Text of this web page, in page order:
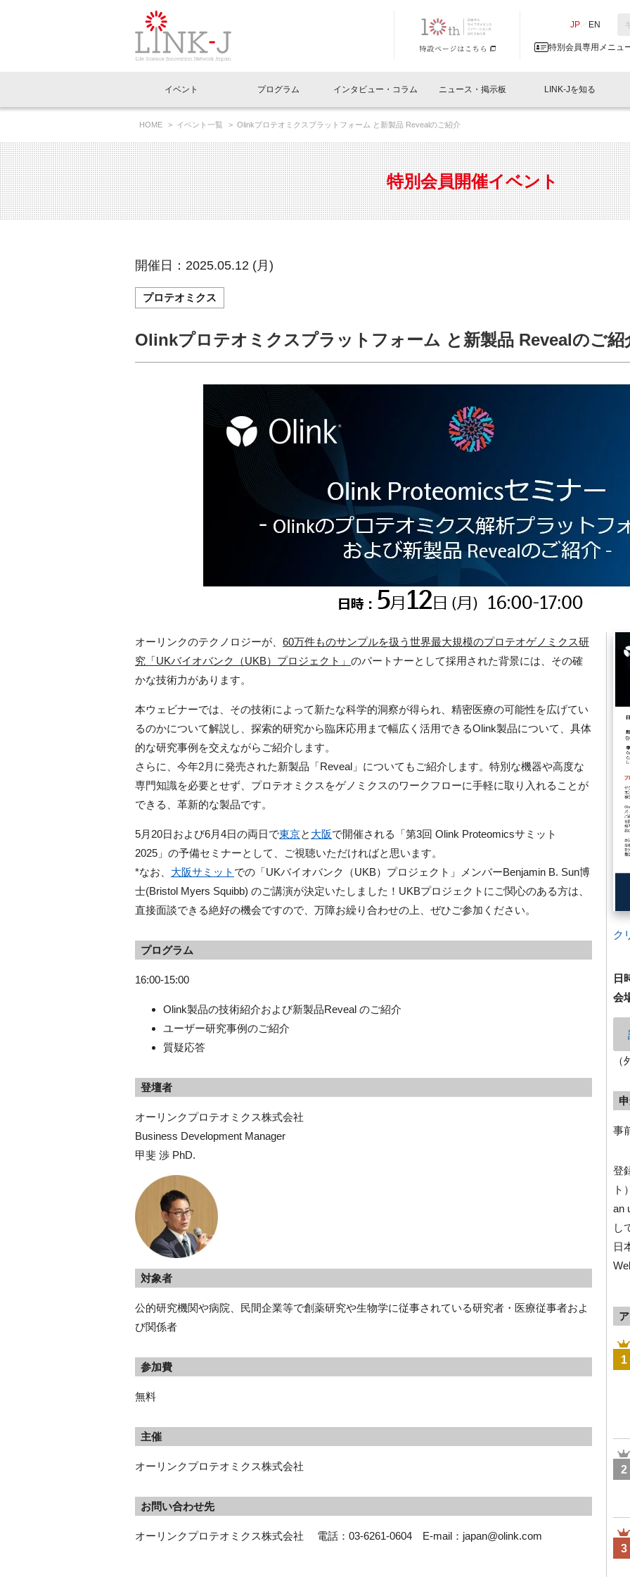
JP EN
特別会員専用メニュ
イベントお知らせメール登録
閉じる
イベント
イベント一覧
LINK-J主催・共催 特別会員開催
LINK-J協賛・協力 出展・参加
イベントレポート一覧
LINK-J主催・共催
LINK-J協賛・協力
プログラム
Out of Box相談室 What's "UNIKORN"？
インタビュー・コラム
インタビュー・コラム一覧
スペシャルインタビュー ベンチャーインタビュー 会報
連載コラム サポーターコラム 日本
ニュース・掲示板
ニュース一覧
トピック プレスリリース
メディア情報 海外関連
協賛・協力
人と情報の交流掲示板一覧
会員プレスリリース
募集
LINK-Jを知る
理事長挨拶 Why in Nihonbashi
国内外連携 サポーター紹介 事業
組織概要 パンフレット GTB
特別会員一覧 特別会員について 入会
専用メニューはこちら
ラウンジ・会議室 オフィス・ラボ 施設
アクセス
HOME イベント一覧 Olinkプロテオミクスプラットフォーム と新製品 Revealのご紹介
特別会員開催イベント
開催日：2025.05.12 (月)
プロテオミクス
Olinkプロテオミクスプラットフォーム と新製品 Revealのご紹
オーリンクのテクノロジーが、 60万件ものサンプルを扱う世界最大規模のプロテオゲノミクス研
究「UKバイオバンク（UKB）プロジェクト」 のパートナーとして採用された背景には、その確
かな技術力があります。
本ウェビナーでは、その技術によって新たな科学的洞察が得られ、精密医療の可能性を広げてい
るのかについて解説し、探索的研究から臨床応用まで幅広く活用できるOlink製品について、具体
的な研究事例を交えながらご紹介します。
さらに、今年2月に発売された新製品「Reveal」についてもご紹介します。特別な機器や高度な
専門知識を必要とせず、プロテオミクスをゲノミクスのワークフローに手軽に取り入れることが
できる、革新的な製品です。
5月20日および6月4日の両日で東京と 大阪で開催される「第3回 Olink Proteomicsサミット
2025」の予備セミナーとして、ご視聴いただければと思います。
*なお、 大阪サミット での「UKバイオバンク（UKB）プロジェクト」メンバーBenjamin B. Sun博
士(Bristol Myers Squibb) のご講演が決定いたしました！UKBプロジェクトにご関心のある方は、
直接面談できる絶好の機会ですので、万障お繰り合わせの上、ぜひご参加ください。
プログラム
16:00-15:00
Olink製品の技術紹介および新製品Reveal のご紹介
ユーザー研究事例のご紹介
質疑応答
登壇者
オーリンクプロテオミクス株式会社
Business Development Manager
甲斐 渉 PhD.
対象者
公的研究機関や病院、民間企業等で創薬研究や生物学に従事されている研究者・医療従事者およ
び関係者
参加費
無料
主催
オーリンクプロテオミクス株式会社
お問い合わせ先
オーリンクプロテオミクス株式会社　 電話：03-6261-0604　E-mail：japan@olink.com
ク
日
会
事
登
ト
an
し
日
1
2
3